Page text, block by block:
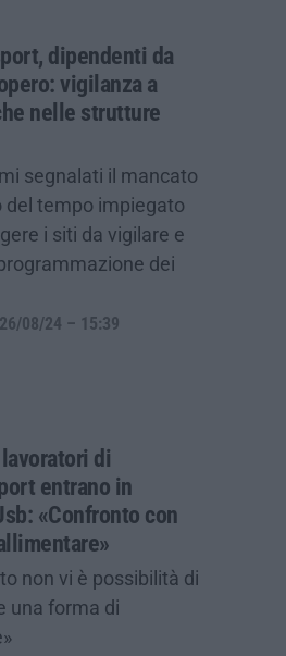
dipendenti da
vigilanza a
nelle strutture
segnalati il mancato
del tempo impiegato
i siti da vigilare e
dei
08/24 – 15:39
di
entrano in
«Confronto con
non vi è possibilità di
una forma di